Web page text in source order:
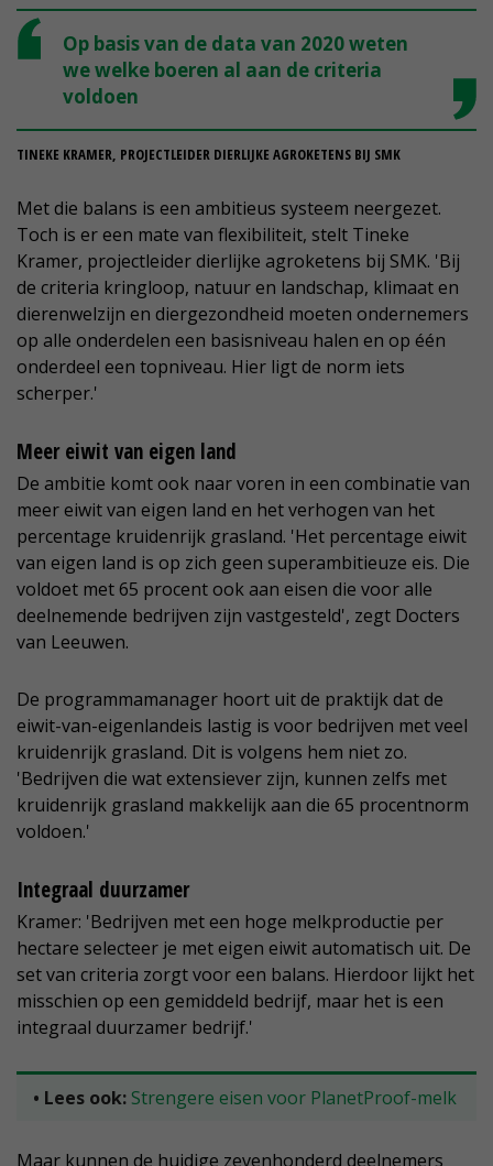
Op basis van de data van 2020 weten
we welke boeren al aan de criteria
voldoen
TINEKE KRAMER, PROJECTLEIDER DIERLIJKE AGROKETENS BIJ SMK
Met die balans is een ambitieus systeem neergezet.
Toch is er een mate van flexibiliteit, stelt Tineke
Kramer, projectleider dierlijke agroketens bij SMK. 'Bij
de criteria kringloop, natuur en landschap, klimaat en
dierenwelzijn en diergezondheid moeten ondernemers
op alle onderdelen een basisniveau halen en op één
onderdeel een topniveau. Hier ligt de norm iets
scherper.'
Meer eiwit van eigen land
De ambitie komt ook naar voren in een combinatie van
meer eiwit van eigen land en het verhogen van het
percentage kruidenrijk grasland. 'Het percentage eiwit
van eigen land is op zich geen superambitieuze eis. Die
voldoet met 65 procent ook aan eisen die voor alle
deelnemende bedrijven zijn vastgesteld', zegt Docters
van Leeuwen.
De programmamanager hoort uit de praktijk dat de
eiwit-van-eigenlandeis lastig is voor bedrijven met veel
kruidenrijk grasland. Dit is volgens hem niet zo.
'Bedrijven die wat extensiever zijn, kunnen zelfs met
kruidenrijk grasland makkelijk aan die 65 procentnorm
voldoen.'
Integraal duurzamer
Kramer: 'Bedrijven met een hoge melkproductie per
hectare selecteer je met eigen eiwit automatisch uit. De
set van criteria zorgt voor een balans. Hierdoor lijkt het
misschien op een gemiddeld bedrijf, maar het is een
integraal duurzamer bedrijf.'
• Lees ook: Strengere eisen voor PlanetProof-melk
Maar kunnen de huidige zevenhonderd deelnemers